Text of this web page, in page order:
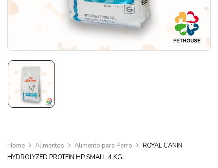
Home Alimentos Alimento para Perro
ROYAL CANIN
HYDROLYZED PROTEIN HP SMALL 4 KG.